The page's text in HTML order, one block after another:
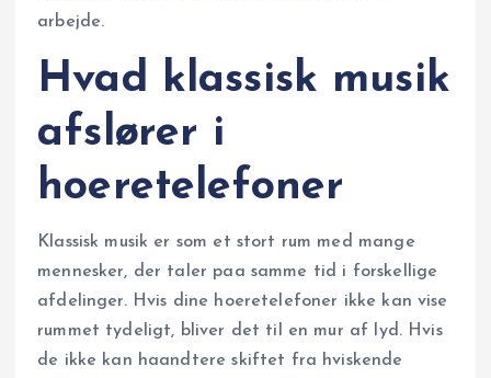
arbejde.
Hvad klassisk musik
afslører i
hoeretelefoner
Klassisk musik er som et stort rum med mange
mennesker, der taler paa samme tid i forskellige
afdelinger. Hvis dine hoeretelefoner ikke kan vise
rummet tydeligt, bliver det til en mur af lyd. Hvis
de ikke kan haandtere skiftet fra hviskende